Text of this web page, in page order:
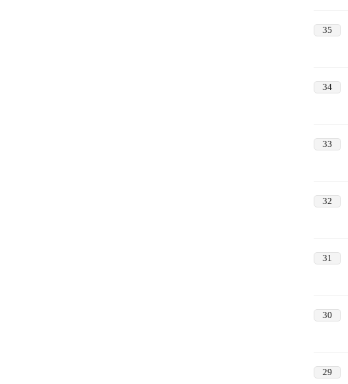
35
34
33
32
31
30
29